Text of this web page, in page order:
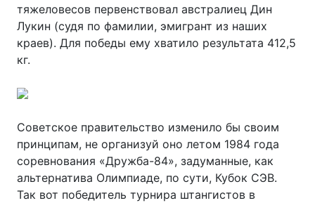
тяжеловесов первенствовал австралиец Дин
Лукин (судя по фамилии, эмигрант из наших
краев). Для победы ему хватило результата 412,5
кг.
Советское правительство изменило бы своим
принципам, не организуй оно летом 1984 года
соревнования «Дружба-84», задуманные, как
альтернатива Олимпиаде, по сути, Кубок СЭВ.
Так вот победитель турнира штангистов в